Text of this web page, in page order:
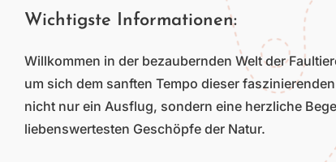
Wichtigste Informationen:
Willkommen in der bezaubernden Welt der
um sich dem sanften Tempo dieser
nicht nur ein Ausflug, sondern eine herzliche
liebenswertesten Geschöpfe der Natur.